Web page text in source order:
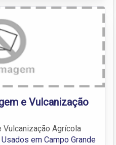
e Vulcanização
Vulcanização Agrícola
em Campo Grande